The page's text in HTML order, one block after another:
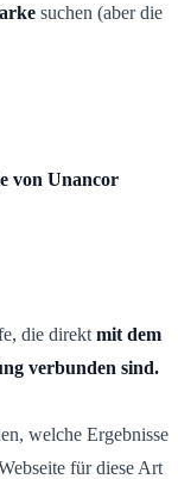
suchen (aber die
von Unancor
die direkt mit dem
verbunden sind.
welche Ergebnisse
für diese Art